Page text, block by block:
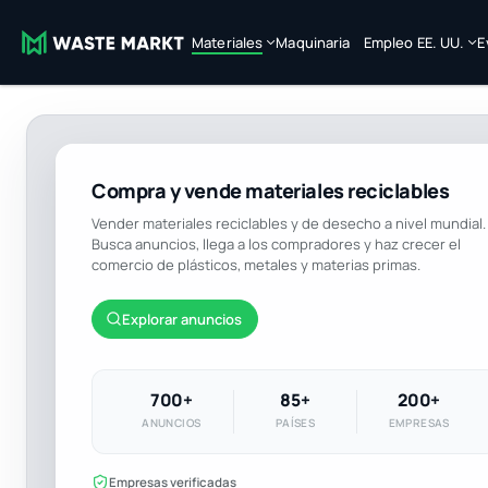
Materiales Maquinaria Empleo EE. UU.
Compra y vende materiales reciclables
Vender materiales reciclables y de desecho a nivel mundial.
Busca anuncios, llega a los compradores y haz crecer el
comercio de plásticos, metales y materias primas.
Explorar anuncios
700+
ANUNCIOS
85+
PAÍSES
200+
EMPRESAS
Empresas verificadas